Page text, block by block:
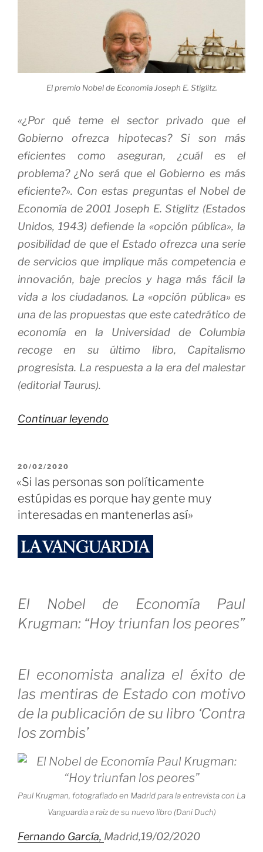
El premio Nobel de Economía Joseph E. Stiglitz.
«¿Por qué teme el sector privado que el
Gobierno ofrezca hipotecas? Si son más
eficientes como aseguran, ¿cuál es el
problema? ¿No será que el Gobierno es más
eficiente?». Con estas preguntas el Nobel de
Economía de 2001 Joseph E. Stiglitz (Estados
Unidos, 1943) defiende la «opción pública», la
posibilidad de que el Estado ofrezca una serie
de servicios que implique más competencia e
innovación, baje precios y haga más fácil la
vida a los ciudadanos. La «opción pública» es
una de las propuestas que este catedrático de
economía en la Universidad de Columbia
recoge en su último libro, Capitalismo
progresista. La respuesta a la era del malestar
(editorial Taurus).
Continuar leyendo
sí
no
eficiente,
necesita
intervención
del
PUBLICADO
EL
20/02/2020
«Si las personas son políticamente
estúpidas es porque hay gente muy
interesadas en mantenerlas así»
El Nobel de Economía Paul
Krugman: “Hoy triunfan los peores”
El economista analiza el éxito de
las mentiras de Estado con motivo
de la publicación de su libro ‘Contra
los zombis’
Paul Krugman, fotografiado en Madrid para la entrevista con La
Vanguardia a raíz de su nuevo libro (Dani Duch)
Fernando García, Madrid,19/02/2020